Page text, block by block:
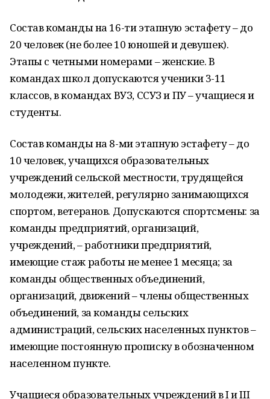
Состав команды на 16-ти этапную эстафету – до
20 человек (не более 10 юношей и девушек).
Этапы с четными номерами – женские. В
командах школ допускаются ученики 3-11
классов, в командах ВУЗ, ССУЗ и ПУ – учащиеся и
студенты.
Состав команды на 8-ми этапную эстафету – до
10 человек, учащихся образовательных
учреждений сельской местности, трудящейся
молодежи, жителей, регулярно занимающихся
спортом, ветеранов. Допускаются спортсмены: за
команды предприятий, организаций,
учреждений, – работники предприятий,
имеющие стаж работы не менее 1 месяца; за
команды общественных объединений,
организаций, движений – члены общественных
объединений, за команды сельских
администраций, сельских населенных пунктов –
имеющие постоянную прописку в обозначенном
населенном пункте.
Учащиеся образовательных учреждений в I и III